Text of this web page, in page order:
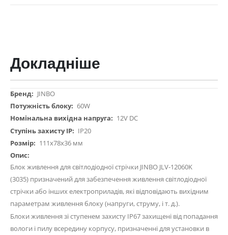
Докладніше
Докладніше
JINBO
60W
12V DC
IP20
111х78х36 мм
Блок живлення для світлодіодної стрічки JINBO JLV-12060K
(3035) призначений для забезпечення живлення світлодіодної
стрічки або інших електроприладів, які відповідають вихідним
параметрам живлення блоку (напруги, струму, і т. д.).
Блоки живлення зі ступенем захисту IP67 захищені від попадання
вологи і пилу всередину корпусу, призначенні для установки в